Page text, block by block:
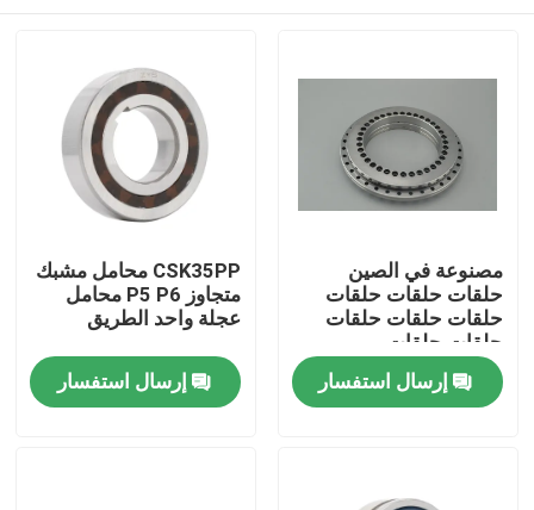
مصنوعة في الصين
حلقات حلقات حلقات
حلقات حلقات حلقات
حلقات حلقات
إرسال استفسار
CSK35PP محامل مشبك
متجاوز P5 P6 محامل
عجلة واحد الطريق
إرسال استفسار